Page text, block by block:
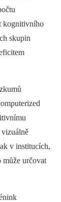
kognitivního
skupin
v institucích,
může určovat